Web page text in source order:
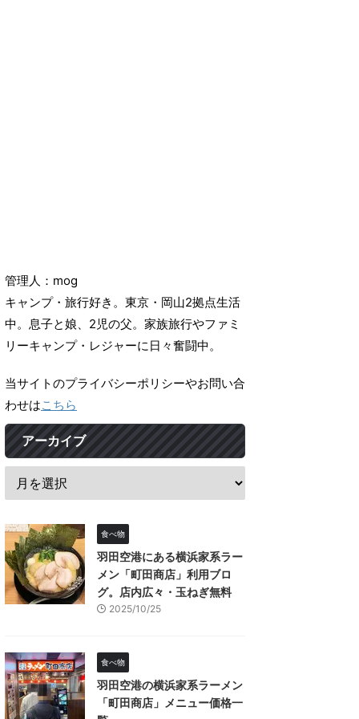
管理人：mog
キャンプ・旅行好き。東京・岡山2拠点生活
中。息子と娘、2児の父。家族旅行やファミ
リーキャンプ・レジャーに日々奮闘中。
当サイトのプライバシーポリシーやお問い合
わせはこちら
アーカイブ
食べ物
羽田空港にある横浜家系ラー
メン「町田商店」利用ブロ
グ。店内広々・玉ねぎ無料
2025/10/25
食べ物
羽田空港の横浜家系ラーメン
「町田商店」メニュー価格一